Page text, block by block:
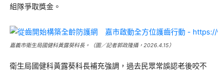
組隊爭取獎金。
嘉義市衛生局國健科黃露葵科長。（圖／記者郭政隆攝，2026.4.15）
衛生局國健科黃露葵科長補充強調，過去民眾常誤認老後咬不